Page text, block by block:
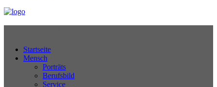
Startseite
Mensch
Porträts
Berufsbild
Service